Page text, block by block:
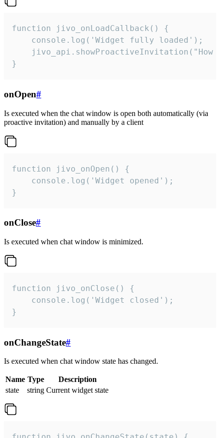
function jivo_onLoadCallback() {
    console.log('Widget fully loaded');
jivo_api.showProactiveInvitation("How
}
onOpen#
Is executed when the chat window is open both automatically (via
proactive invitation) and manually by a client
function jivo_onOpen() {
    console.log('Widget opened');
}
onClose#
Is executed when chat window is minimized.
function jivo_onClose() {
    console.log('Widget closed');
}
onChangeState#
Is executed when chat window state has changed.
Name Type
Description
state
string Current widget state